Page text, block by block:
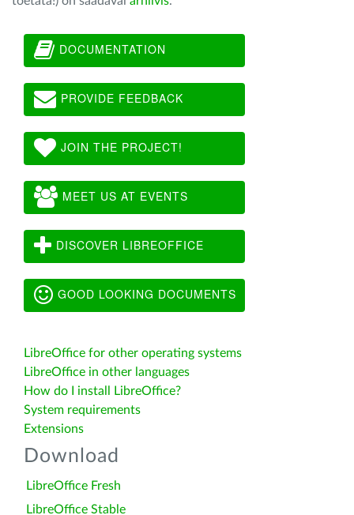
DOCUMENTATION
PROVIDE FEEDBACK
JOIN THE PROJECT!
MEET US AT EVENTS
DISCOVER LIBREOFFICE
GOOD LOOKING DOCUMENTS
LibreOffice for other operating systems
LibreOffice in other languages
How do I install LibreOffice?
System requirements
Extensions
Download
LibreOffice Fresh
LibreOffice Stable